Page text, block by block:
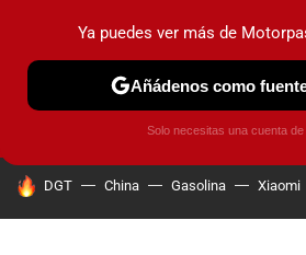
PRUEBAS COCHES ELÉCTRICOS
HOY SE HABLA DE
DGT China Gasolina Xiaomi
Ya puedes ver más de
Añádenos como
Solo necesitas una cuenta de